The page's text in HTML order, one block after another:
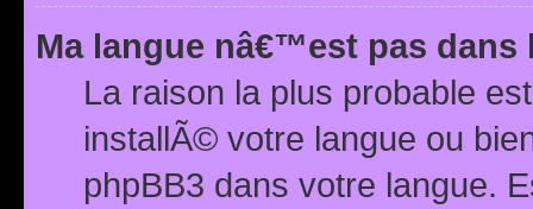
Ma langue nâ€™est pas dans
La raison la plus probable
installÃ© votre langue ou
phpBB3 dans votre langue.